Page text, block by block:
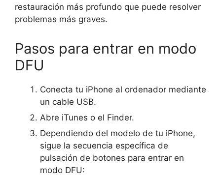
restauración más profundo que puede resolver
problemas más graves.
Pasos para entrar en modo
DFU
Conecta tu iPhone al ordenador mediante
un cable USB.
Abre iTunes o el Finder.
Dependiendo del modelo de tu iPhone,
sigue la secuencia específica de
pulsación de botones para entrar en
modo DFU: